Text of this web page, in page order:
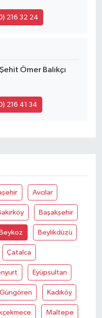
216 32 24
Ömer Balıkçı
216 41 34
Avcılar
Başakşehir
Beylikdüzü
Çatalca
Eyüpsultan
Güngören Kadıköy
Maltepe